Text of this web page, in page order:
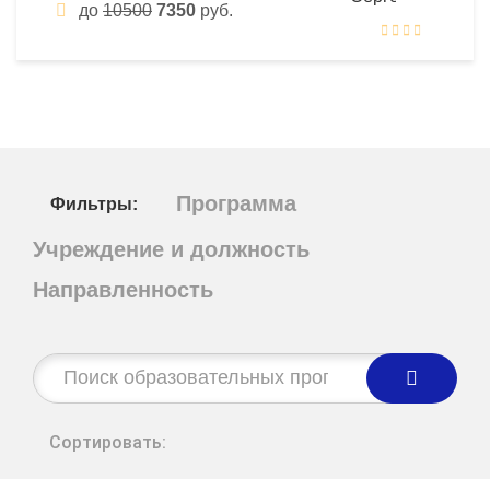
до 10500 7350 руб.
Фильтры:
Программа
Учреждение и должность
Направленность
Строка
поиска:
Сортировать: